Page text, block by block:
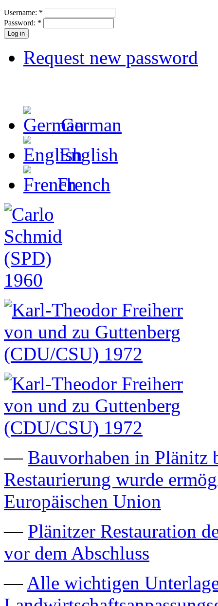
Username: *
Password: *
Request new password
German
English
French
— Bauvorhaben in Plänitz
Restaurierung wurde
Europäischen Union
— Plänitzer Restauration
vor dem Abschluss
—Alle wichtigen